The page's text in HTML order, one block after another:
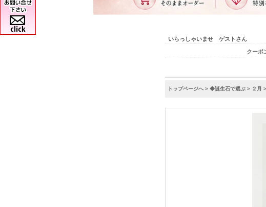
いらっしゃいませ ゲストさん
クーポ
トップページへ > ◆誕生石で選ぶ > ２月 >